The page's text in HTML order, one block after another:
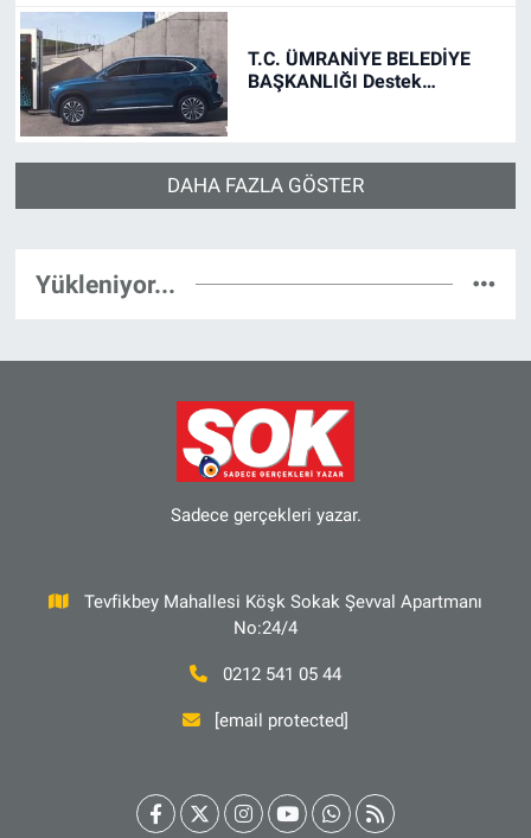
T.C. ÜMRANİYE BELEDİYE
BAŞKANLIĞI Destek
DAHA FAZLA GÖSTER
Yükleniyor...
Sadece gerçekleri yazar.
Tevfikbey Mahallesi Köşk Sokak Şevval Apartmanı
No:24/4
0212 541 05 44
[email protected]